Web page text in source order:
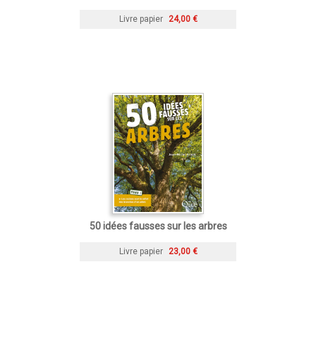
Livre papier 24,00 €
50 idées fausses sur les arbres
Livre papier 23,00 €